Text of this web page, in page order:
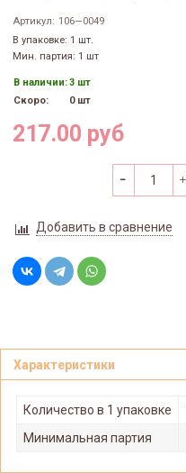
Артикул: 106—0049
В упаковке: 1 шт.
Мин. партия: 1 шт
В наличии:3 шт
Скоро:
0 шт
217.00 руб
Добавить в сравнение
Характеристики
Количество в 1 упаковке
Минимальная партия